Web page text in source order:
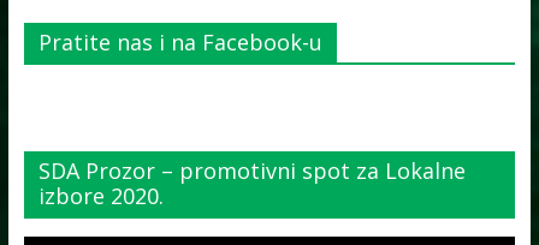
Pratite nas i na Facebook-u
SDA Prozor – promotivni spot za Lokalne
izbore 2020.